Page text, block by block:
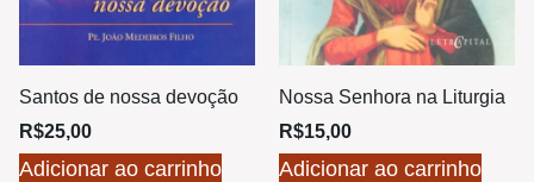
Santos de nossa devoção
R$25,00
Adicionar ao carrinho
Nossa Senhora na Liturgia
R$15,00
Adicionar ao carrinho